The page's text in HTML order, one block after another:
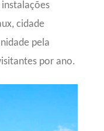
cidade
pela
por ano.